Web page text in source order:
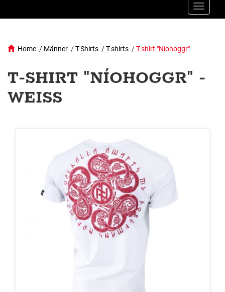
Toggle
Home / Männer /T-Shirts /T-shirts /T-shirt "Níohoggr"
T-SHIRT "NÍOHOGGR" -
WEISS